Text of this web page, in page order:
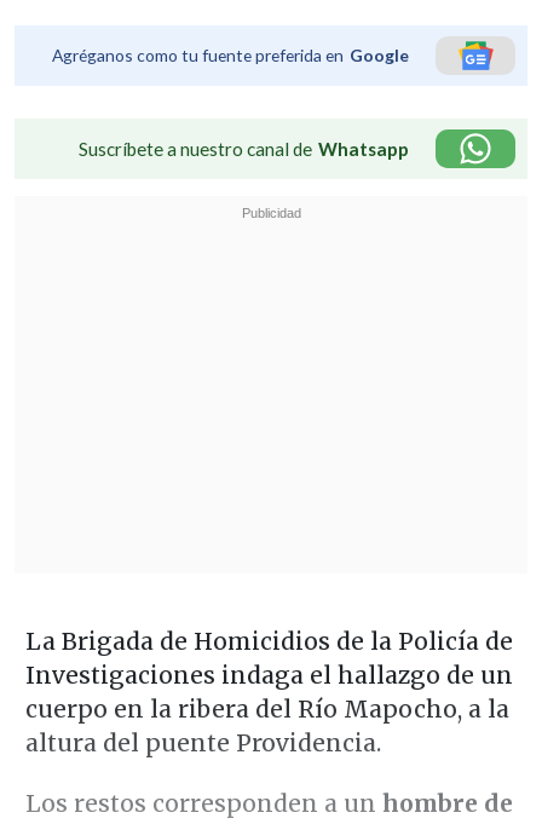
Agréganos como tu fuente preferida en Google
Suscríbete a nuestro canal de Whatsapp
La Brigada de Homicidios de la Policía de
Investigaciones indaga el hallazgo de un
cuerpo en la ribera del Río Mapocho, a la
altura del puente Providencia.
Los restos corresponden a un hombre de